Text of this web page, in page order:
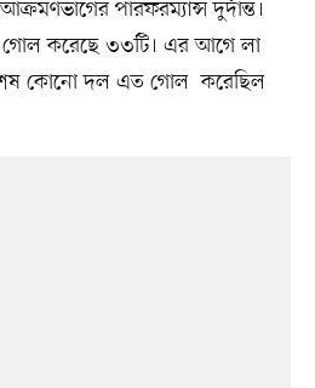
পারফরম্যান্স দুর্দান্ত।
গোল করেছে ৩৩টি। এর আগে লা
কোনো দল এত গোল করেছিল